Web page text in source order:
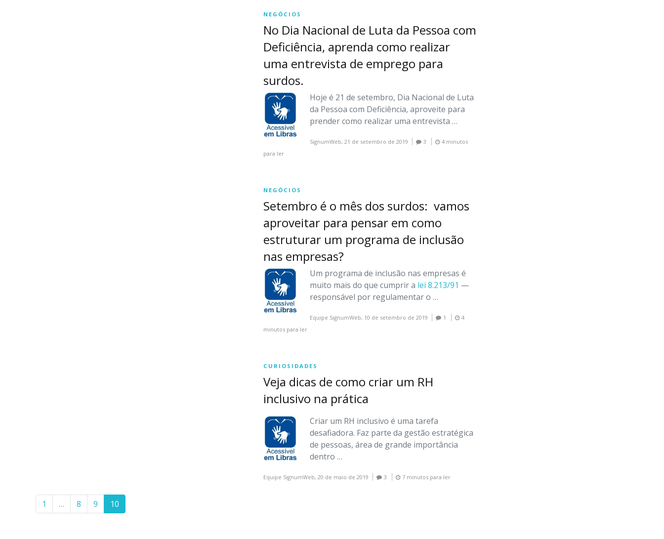
NEGÓCIOS
No Dia Nacional de Luta da Pessoa com
Deficiência, aprenda como realizar
uma entrevista de emprego para
surdos.
Hoje é 21 de setembro, Dia Nacional de Luta
da Pessoa com Deficiência, aproveite para
prender como realizar uma entrevista …
SignumWeb,21 de setembro de 2019 3
4 minutos
para ler
NEGÓCIOS
Setembro é o mês dos surdos: vamos
aproveitar para pensar em como
estruturar um programa de inclusão
nas empresas?
Um programa de inclusão nas empresas é
muito mais do que cumprir a lei 8.213/91 —
responsável por regulamentar o …
Equipe SignumWeb, 10 de setembro de 2019 1
4
minutos para ler
CURIOSIDADES
Veja dicas de como criar um RH
inclusivo na prática
Criar um RH inclusivo é uma tarefa
desafiadora. Faz parte da gestão estratégica
de pessoas, área de grande importância
dentro …
Equipe SignumWeb,20 de maio de 2019 3 7 minutos para ler
1 … 8 9 10